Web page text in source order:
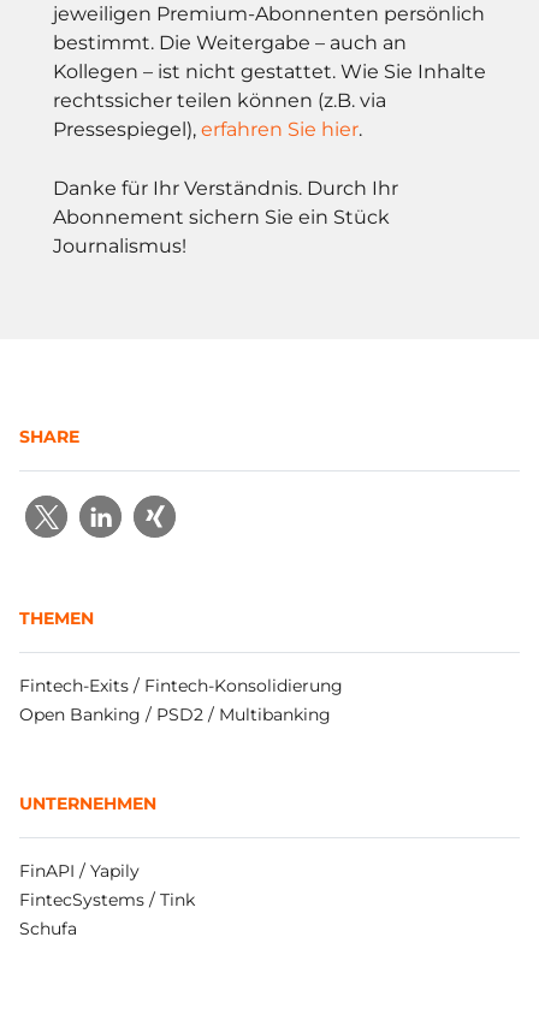
jeweiligen Premium-Abonnenten persönlich
bestimmt. Die Weitergabe – auch an
Kollegen – ist nicht gestattet. Wie Sie Inhalte
rechtssicher teilen können (z.B. via
Pressespiegel), erfahren Sie hier.
Danke für Ihr Verständnis. Durch Ihr
Abonnement sichern Sie ein Stück
Journalismus!
SHARE
THEMEN
Fintech-Exits / Fintech-Konsolidierung
Open Banking / PSD2 / Multibanking
UNTERNEHMEN
FinAPI / Yapily
FintecSystems / Tink
Schufa